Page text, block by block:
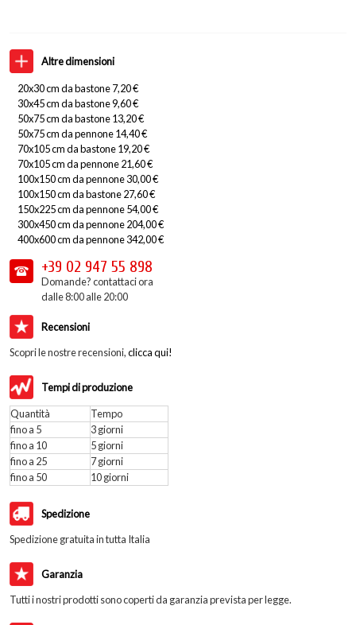
Altre dimensioni
20x30 cm da bastone 7,20 €
30x45 cm da bastone 9,60 €
50x75 cm da bastone 13,20 €
50x75 cm da pennone 14,40 €
70x105 cm da bastone 19,20 €
70x105 cm da pennone 21,60 €
100x150 cm da pennone 30,00 €
100x150 cm da bastone 27,60 €
150x225 cm da pennone 54,00 €
300x450 cm da pennone 204,00 €
400x600 cm da pennone 342,00 €
+39 02 947 55 898
Domande? contattaci ora
dalle 8:00 alle 20:00
Recensioni
Scopri le nostre recensioni,clicca qui!
Tempi di produzione
Quantità
Tempo
fino a 5
3 giorni
fino a 10
5 giorni
fino a 25
7 giorni
fino a 50
10 giorni
Spedizione
Spedizione gratuita in tutta Italia
Garanzia
Tutti i nostri prodotti sono coperti da garanzia prevista per legge.